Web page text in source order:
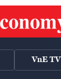
VnE TV